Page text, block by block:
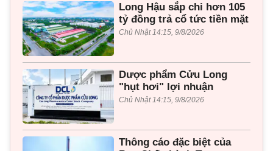
Long Hậu sắp chi hơn 105
tỷ đồng trả cổ tức tiền mặt
Chủ Nhật 14:15, 9/8/2026
Dược phẩm Cửu Long
"hụt hơi" lợi nhuận
Chủ Nhật 14:15, 9/8/2026
Thông cáo đặc biệt của